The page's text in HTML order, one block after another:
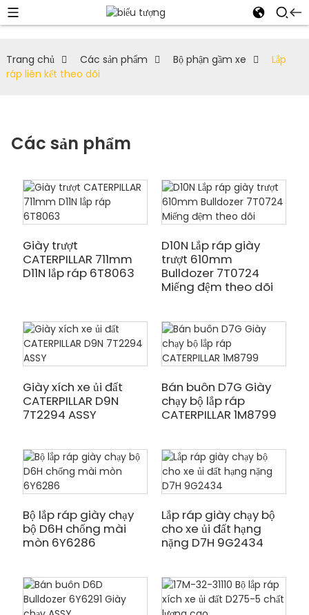
Trang chủ Các sản phẩm Bộ phận gầm xe
Lắp
ráp liên kết theo dõi
Các sản phẩm
Giày trượt
CATERPILLAR 711mm
D11N lắp ráp 6T8063
D10N Lắp ráp giày
trượt 610mm
Bulldozer 7T0724
Miếng đệm theo dõi
Giày xích xe ủi đất
CATERPILLAR D9N
7T2294 ASSY
Bán buôn D7G Giày
chạy bộ lắp ráp
CATERPILLAR 1M8799
Bộ lắp ráp giày chạy
bộ D6H chống mài
mòn 6Y6286
Lắp ráp giày chạy bộ
cho xe ủi đất hạng
nặng D7H 9G2434